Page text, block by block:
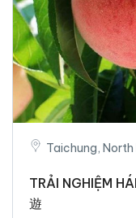
Taichung,
TRẢI NGHIỆM
遊